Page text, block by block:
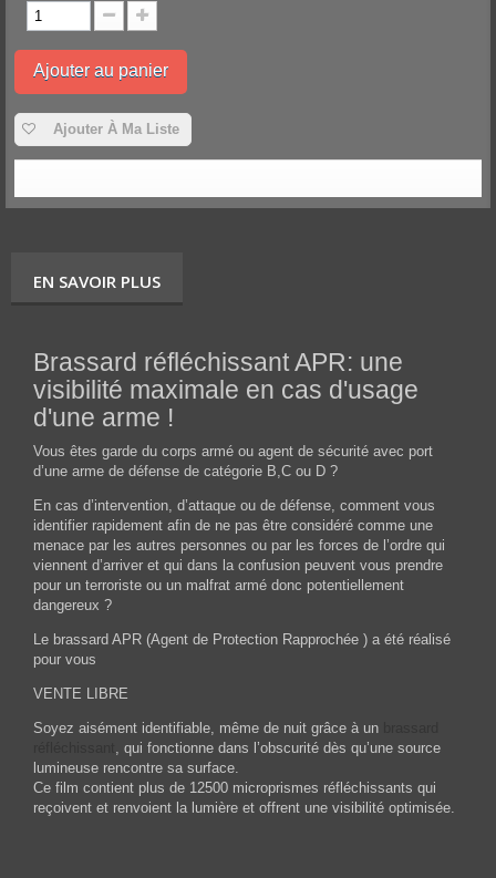
Ajouter au panier
Ajouter À Ma Liste
EN SAVOIR PLUS
Brassard réfléchissant APR: une
visibilité maximale en cas d'usage
d'une arme !
Vous êtes garde du corps armé ou agent de sécurité avec port
d’une arme de défense de catégorie B,C ou D ?
En cas d’intervention, d’attaque ou de défense, comment vous
identifier rapidement afin de ne pas être considéré comme une
menace par les autres personnes ou par les forces de l’ordre qui
viennent d’arriver et qui dans la confusion peuvent vous prendre
pour un terroriste ou un malfrat armé donc potentiellement
dangereux ?
Le brassard APR (Agent de Protection Rapprochée ) a été réalisé
pour vous
VENTE LIBRE
Soyez aisément identifiable, même de nuit grâce à un
, qui fonctionne dans l’obscurité dès qu’une source
lumineuse rencontre sa surface.
Ce film contient plus de 12500 microprismes réfléchissants qui
reçoivent et renvoient la lumière et offrent une visibilité optimisée.